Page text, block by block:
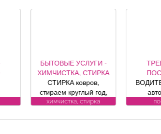
БЫТОВЫЕ УСЛУГИ -
ХИМЧИСТКА, СТИРКА
СТИРКА ковров,
стираем круглый год,
заберем и привезем
Пенсионерам скидка
химчистка, стирка